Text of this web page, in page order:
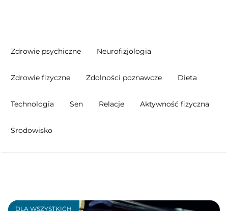
Zdrowie psychiczne Neurofizjologia
Zdrowie fizyczne Zdolności poznawcze Dieta
Technologia Sen Relacje Aktywność fizyczna
Środowisko
DLA WSZYSTKICH